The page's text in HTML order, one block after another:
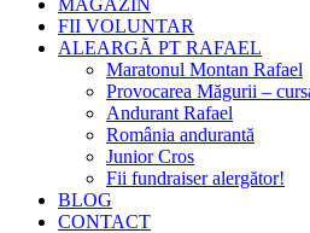
MAGAZIN
FII VOLUNTAR
ALEARGĂ PT RAFAEL
Maratonul Montan Rafael
Provocarea Măgurii –
Andurant Rafael
România andurantă
Junior Cros
Fii fundraiser alergător!
BLOG
CONTACT